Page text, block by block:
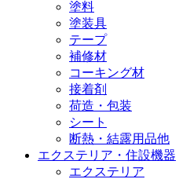
塗料
塗装具
テープ
補修材
コーキング材
接着剤
荷造・包装
シート
断熱・結露用品他
エクステリア・住設機器
エクステリア